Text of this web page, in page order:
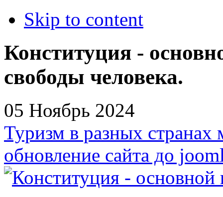
Skip to content
Конституция -
свободы человека.
05 Ноябрь 2024
Туризм в разных странах
обновление сайта до